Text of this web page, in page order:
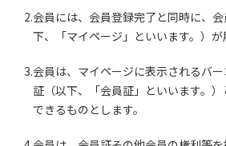
2.会員には、会員登録完了と同時に、
下、「マイページ」といいます。）が
3.会員は、マイページに表示されるバ
証（以下、「会員証」といいます。
できるものとします。